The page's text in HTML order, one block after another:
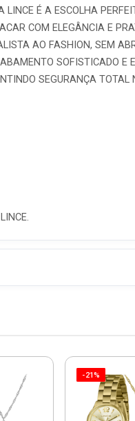
É A ESCOLHA
COM ELEGÂNCIA E
AO FASHION, SEM
SOFISTICADO
SEGURANÇA TOTAL
-21%